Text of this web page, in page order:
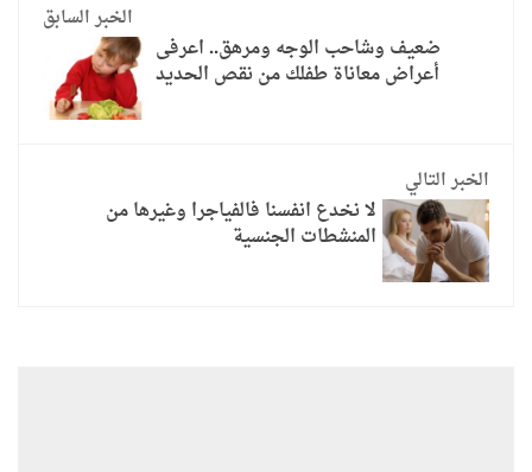
الخبر السابق
ضعيف وشاحب الوجه ومرهق.. اعرفى
أعراض معاناة طفلك من نقص الحديد
الخبر التالي
لا نخدع انفسنا فالفياجرا وغيرها من
المنشطات الجنسية